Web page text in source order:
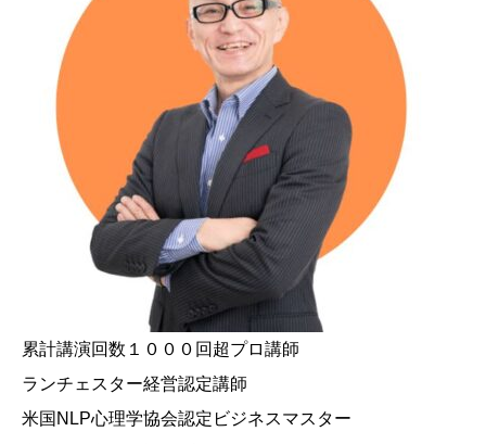
累計講演回数１０００回超プロ講師
ランチェスター経営認定講師
米国NLP心理学協会認定ビジネスマスター